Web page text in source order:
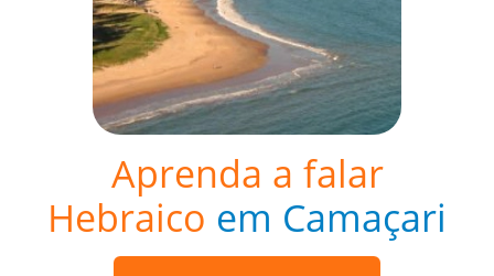
Aprenda a falar
Hebraico em Camaçari